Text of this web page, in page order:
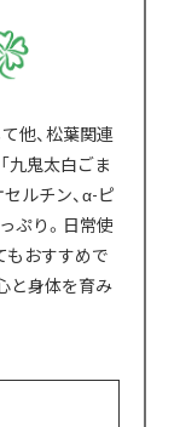
他、松葉関連
九鬼太白ごま
ルチン、α-ピ
ぷり。日常使
もおすすめで
と身体を育み